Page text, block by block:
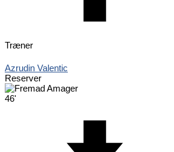
Træner
Azrudin Valentic
Reserver
46'